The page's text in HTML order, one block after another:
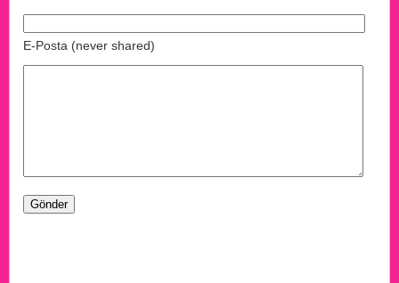
E-Posta (never shared)